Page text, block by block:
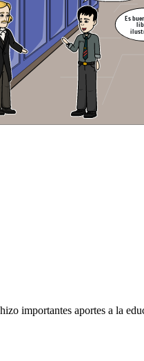
Es
importantes aportes a la